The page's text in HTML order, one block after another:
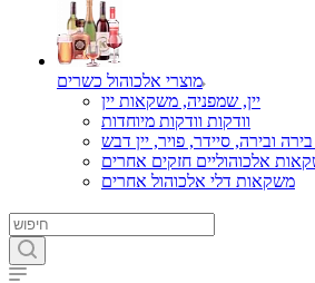
מוצרי אלכוהול כשרים
יין, שמפניה, משקאות יין
וודקות וודקות מיוחדות
ובירה, סיידר, פויר, יין דבש
אלכוהוליים חזקים אחרים
משקאות דלי אלכוהול אחרים